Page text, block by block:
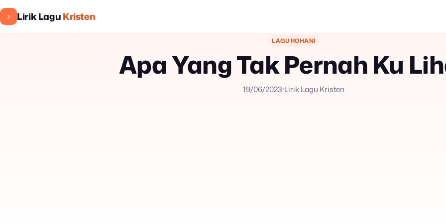
♪ Lirik LaguKristen
LAGU ROHANI
Apa Yang Tak Pernah Ku
19/06/2023 Lirik Lagu Kristen